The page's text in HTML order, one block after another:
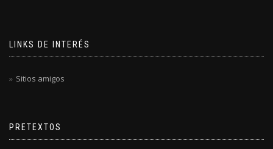
LINKS DE INTERÉS
Sitios amigos
PRETEXTOS